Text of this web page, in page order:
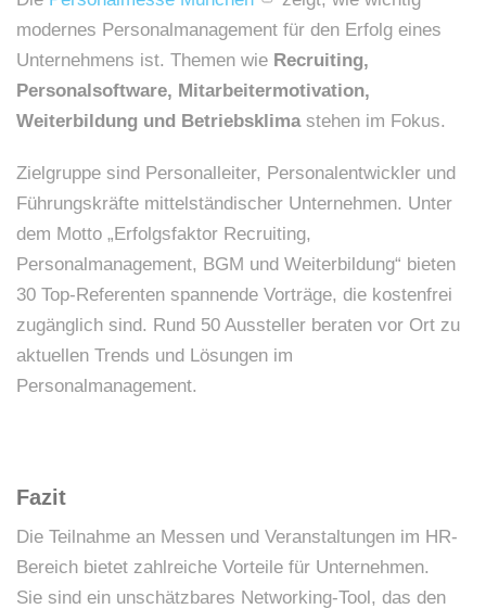
modernes Personalmanagement für den Erfolg eines
Unternehmens ist. Themen wie Recruiting,
Personalsoftware, Mitarbeitermotivation,
Weiterbildung und Betriebsklimastehen im Fokus.
Zielgruppe sind Personalleiter, Personalentwickler und
Führungskräfte mittelständischer Unternehmen. Unter
dem Motto „Erfolgsfaktor Recruiting,
Personalmanagement, BGM und Weiterbildung“ bieten
30 Top-Referenten spannende Vorträge, die kostenfrei
zugänglich sind. Rund 50 Aussteller beraten vor Ort zu
aktuellen Trends und Lösungen im
Personalmanagement.
Fazit
Die Teilnahme an Messen und Veranstaltungen im HR-
Bereich bietet zahlreiche Vorteile für Unternehmen.
Sie sind ein unschätzbares Networking-Tool, das den